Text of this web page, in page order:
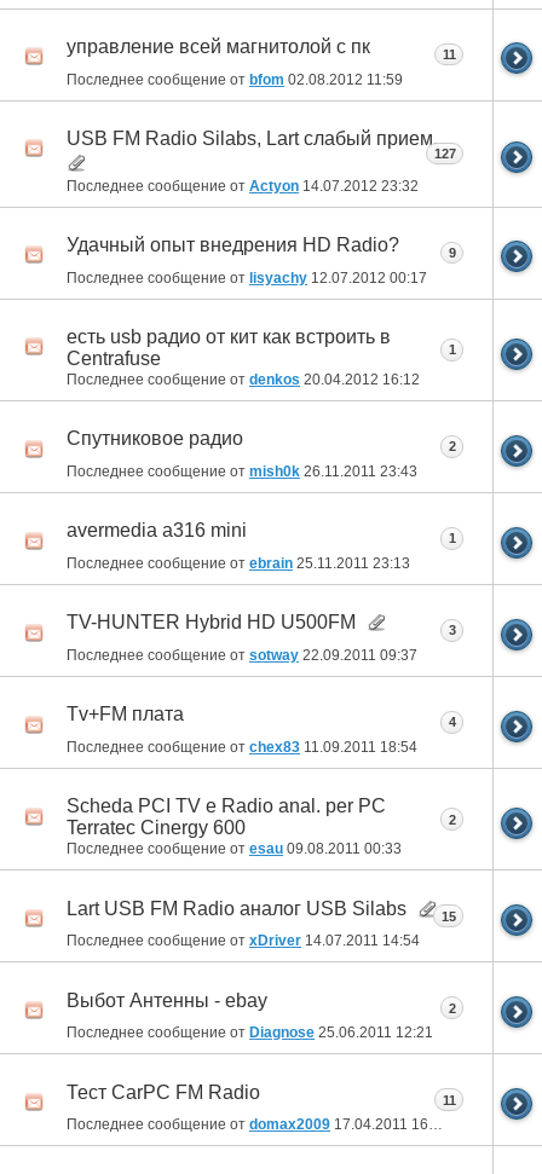
управление всей магнитолой с пк
Последнее сообщение от bfom 02.08.2012 11:59
11
USB FM Radio Silabs, Lart слабый прием.
Последнее сообщение от Actyon 14.07.2012 23:32
127
Удачный опыт внедрения HD Radio?
Последнее сообщение от lisyachy 12.07.2012 00:17
9
есть usb радио от кит как встроить в
Centrafuse
Последнее сообщение от denkos 20.04.2012 16:12
1
Спутниковое радио
Последнее сообщение от mish0k 26.11.2011 23:43
2
avermedia a316 mini
Последнее сообщение от ebrain 25.11.2011 23:13
1
TV-HUNTER Hybrid HD U500FM
Последнее сообщение от sotway 22.09.2011 09:37
3
Tv+FM плата
Последнее сообщение от chex83 11.09.2011 18:54
4
Scheda PCI TV e Radio anal. per PC
Terratec Cinergy 600
Последнее сообщение от esau 09.08.2011 00:33
2
Lart USB FM Radio аналог USB Silabs
Последнее сообщение от xDriver 14.07.2011 14:54
15
Выбот Антенны - ebay
Последнее сообщение от Diagnose 25.06.2011 12:21
2
Тест CarPC FM Radio
Последнее сообщение от domax2009 17.04.2011 16:21
11